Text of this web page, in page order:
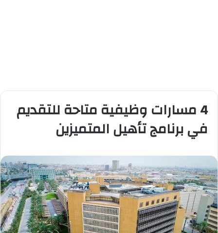
4 مسارات وظيفية متاحة للتقديم
في برنامج تأهيل المتميزين